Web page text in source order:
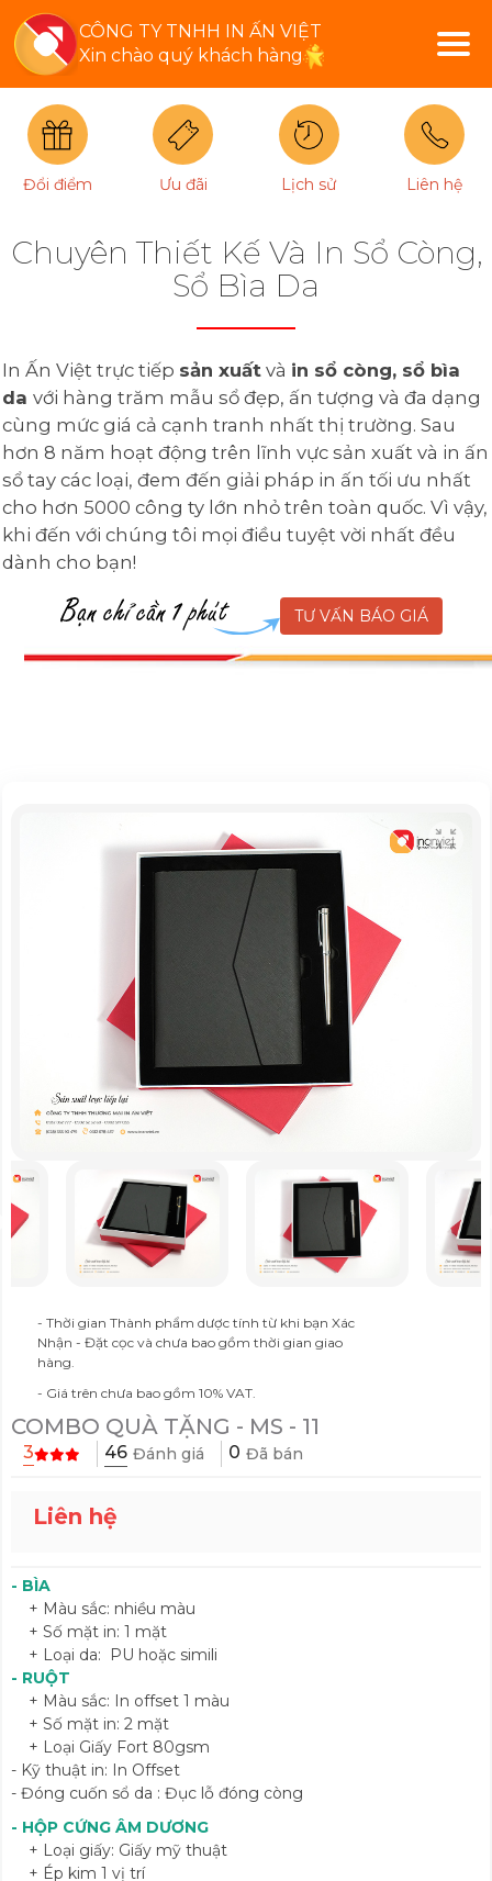
CÔNG TY TNHH IN ẤN VIỆT
Xin chào quý khách hàng
Đổi điểm Ưu đãi Lịch sử Liên hệ
Chuyên Thiết Kế Và In Sổ Còng,
Sổ Bìa Da
In Ấn Việt trực tiếp sản xuất và in sổ còng, sổ bìa
da với hàng trăm mẫu sổ đẹp, ấn tượng và đa dạng
cùng mức giá cả cạnh tranh nhất thị trường. Sau
hơn 8 năm hoạt động trên lĩnh vực sản xuất và in ấn
sổ tay các loại, đem đến giải pháp in ấn tối ưu nhất
cho hơn 5000 công ty lớn nhỏ trên toàn quốc. Vì vậy,
khi đến với chúng tôi mọi điều tuyệt vời nhất đều
dành cho bạn!
TƯ VẤN BÁO GIÁ
- Thời gian Thành phẩm dược tính từ khi bạn Xác
Nhận - Đặt cọc và chưa bao gồm thời gian giao
hàng.
- Giá trên chưa bao gồm 10% VAT.
COMBO QUÀ TẶNG - MS - 11
3 46 Đánh giá 0 Đã bán
Liên hệ
- BÌA
+ Màu sắc: nhiều màu
+ Số mặt in: 1 mặt
+ Loại da: PU hoặc simili
- RUỘT
+ Màu sắc: In offset 1 màu
+ Số mặt in: 2 mặt
+ Loại Giấy Fort 80gsm
- Kỹ thuật in: In Offset
- Đóng cuốn sổ da : Đục lỗ đóng còng
- HỘP CỨNG ÂM DƯƠNG
+ Loại giấy: Giấy mỹ thuật
+ Ép kim 1 vị trí